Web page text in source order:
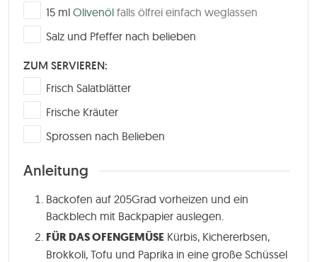
▢
15 ml Olivenöl falls ölfrei einfach weglassen
▢
Salz und Pfeffer nach belieben
ZUM SERVIEREN:
▢
Frisch Salatblätter
▢
Frische Kräuter
▢
Sprossen nach Belieben
Anleitung
Backofen auf 205Grad vorheizen und ein
Backblech mit Backpapier auslegen.
FÜR DAS OFENGEMÜSE Kürbis, Kichererbsen,
Brokkoli, Tofu und Paprika in eine große Schüssel